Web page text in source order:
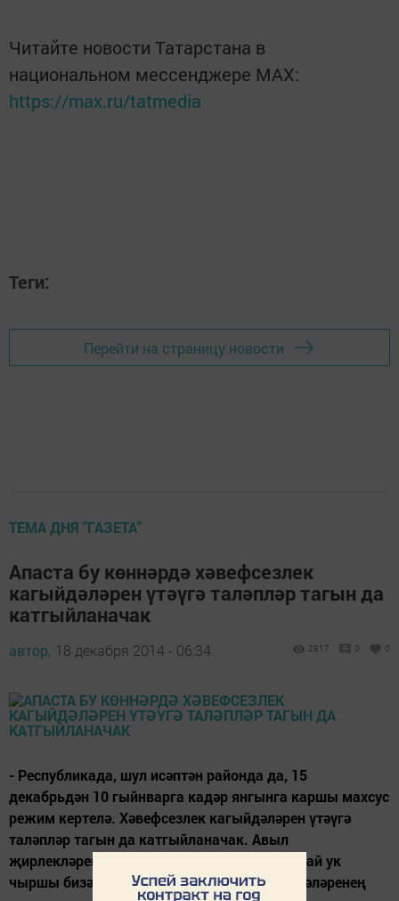
Читайте новости Татарстана в
национальном мессенджере MАХ:
https://max.ru/tatmedia
Теги:
Перейти на страницу новости
ТЕМА ДНЯ "ГАЗЕТА"
Апаста бу көннәрдә хәвефсезлек
кагыйдәләрен үтәүгә таләпләр тагын да
катгыйланачак
автор, 18 декабря 2014 - 06:34 2817 0 0
- Республикада, шул исәптән районда да, 15
декабрьдән 10 гыйнварга кадәр янгынга каршы махсус
режим кертелә. Хәвефсезлек кагыйдәләрен үтәүгә
таләпләр тагын да катгыйланачак. Авыл
җирлекләрендә рейдлар дәвам итәчәк. Шулай ук
чыршы бизәү, пиротехника куллану кагыйдәләренең